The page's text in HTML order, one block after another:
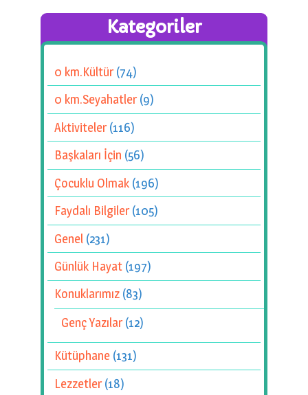
Kategoriler
0 km.Kültür(74)
0 km.Seyahatler(9)
Aktiviteler(116)
Başkaları İçin (56)
Çocuklu Olmak (196)
Faydalı Bilgiler(105)
Genel (231)
Günlük Hayat (197)
Konuklarımız (83)
Genç Yazılar(12)
Kütüphane (131)
Lezzetler(18)